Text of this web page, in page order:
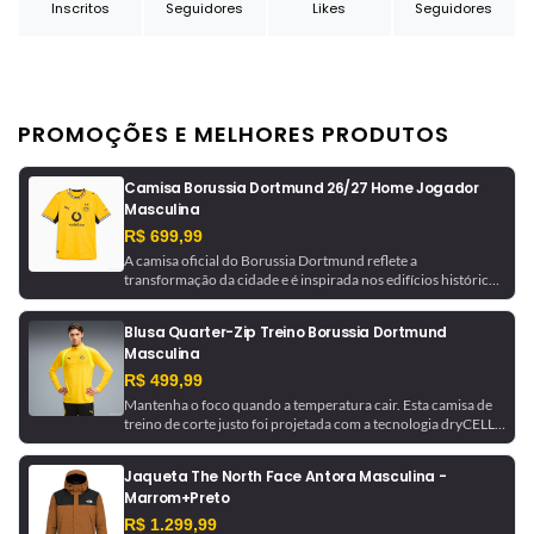
Inscritos Seguidores Likes Seguidores
PROMOÇÕES E MELHORES PRODUTOS
Camisa Borussia Dortmund 26/27 Home Jogador
Masculina
R$ 699,99
A camisa oficial do Borussia Dortmund reflete a
transformação da cidade e é inspirada nos edifícios históricos
que ajudaram a moldá-la. Com tecnologia de gerenciamento
de umidade, este é um uniforme pronto para jogo, como o
usado pela equipe.
Blusa Quarter-Zip Treino Borussia Dortmund
Masculina
R$ 499,99
Mantenha o foco quando a temperatura cair. Esta camisa de
treino de corte justo foi projetada com a tecnologia dryCELL,
que absorve a umidade para ajudar a manter você seco. Ela é
finalizada com detalhes do Borussia Dortmund para um
toque de inspiração futebolística.
Jaqueta The North Face Antora Masculina -
Marrom+Preto
R$ 1.299,99